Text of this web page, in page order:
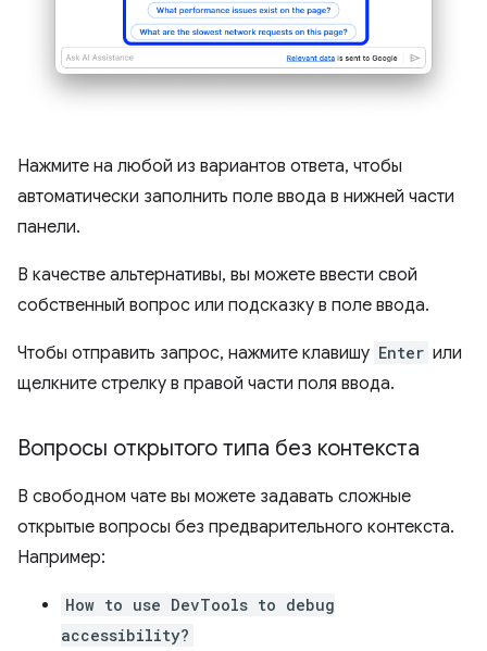
Нажмите на любой из вариантов ответа, чтобы
автоматически заполнить поле ввода в нижней части
панели.
В качестве альтернативы, вы можете ввести свой
собственный вопрос или подсказку в поле ввода.
Чтобы отправить запрос, нажмите клавишу Enter или
щелкните стрелку в правой части поля ввода.
Вопросы открытого типа без контекста
В свободном чате вы можете задавать сложные
открытые вопросы без предварительного контекста.
Например:
How to use DevTools to debug
accessibility?